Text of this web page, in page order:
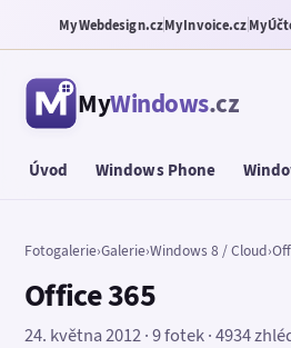
MyWebdesign.czMyInvoice.cz
MyWindows.cz
Úvod Windows Phone
Fotogalerie›Galerie›Windows 8 / Cloud›
Office 365
24. května 2012 · 9 fotek · 4934